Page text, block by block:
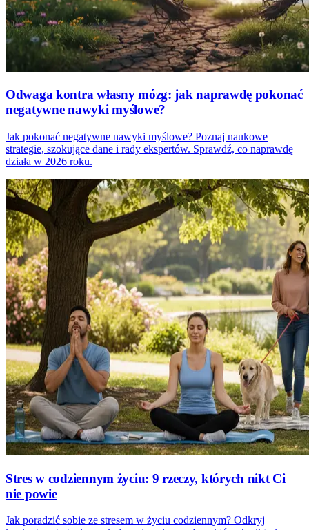
Odwaga kontra własny mózg: jak naprawdę pokonać
negatywne nawyki myślowe?
Jak pokonać negatywne nawyki myślowe? Poznaj naukowe
strategie, szokujące dane i rady ekspertów. Sprawdź, co naprawdę
działa w 2026 roku.
Stres w codziennym życiu: 9 rzeczy, których nikt Ci
nie powie
Jak poradzić sobie ze stresem w życiu codziennym? Odkryj